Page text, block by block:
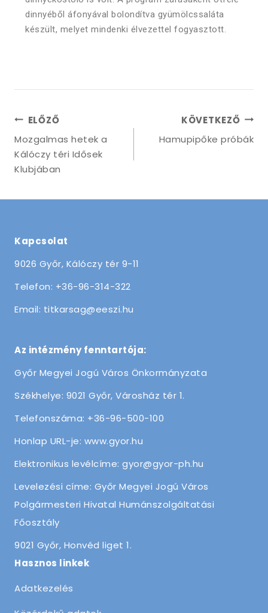
dinnyéből áfonyával bolondítva gyümölcssaláta
készült, melyet mindenki élvezettel fogyasztott.
ELŐZŐ
Mozgalmas hetek a
Kálóczy téri Idősek
Klubjában
KÖVETKEZŐ
Hamupipőke próbák
Kapcsolat
9026 Győr, Kálóczy tér 9-11
Telefon: +36-96-314-322
Email: titkarsag@eeszi.hu
Az intézmény fenntartója:
Győr Megyei Jogú Város Önkormányzata
Székhelye: 9021 Győr, Városház tér 1.
Telefonszáma: +36-96-500-100
Honlap URL-je: www.gyor.hu
Elektronikus levélcíme: gyor@gyor-ph.hu
Levelezési címe: Győr Megyei Jogú Város
Polgármesteri Hivatal Humánszolgáltatási
Főosztály
9021 Győr, Honvéd liget 1.
Hasznos linkek
Adatkezelés